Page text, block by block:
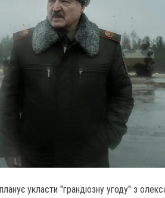
укласти "грандіозну угоду" з